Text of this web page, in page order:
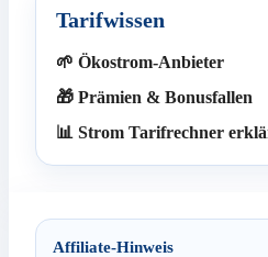
Tarifwissen
🌱 Ökostrom-Anbieter
🎁 Prämien & Bonusfallen
📊 Strom Tarifrechner
Affiliate-Hinweis